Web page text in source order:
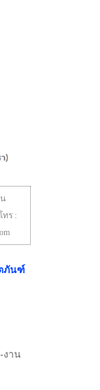
ร :
ภันฑ์
งาน